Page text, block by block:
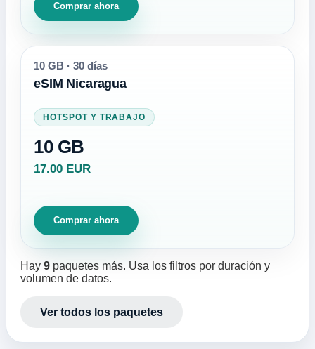
Comprar ahora
10 GB · 30 días
eSIM Nicaragua
HOTSPOT Y TRABAJO
10 GB
17.00 EUR
Comprar ahora
Hay 9 paquetes más. Usa los filtros por duración y
volumen de datos.
Ver todos los paquetes